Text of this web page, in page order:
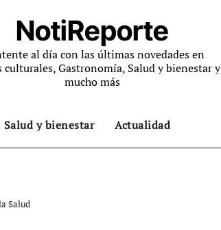
NotiReporte
al día con las últimas novedades en
culturales, Gastronomía, Salud y bienestar y
mucho más
Salud y bienestar Actualidad
Salud